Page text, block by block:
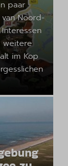
paar
Noord-
weitere
im Kop